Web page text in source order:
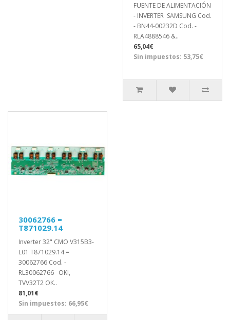
FUENTE DE ALIMENTACIÓN
- INVERTER SAMSUNG Cod.
- BN44-00232D Cod. -
RLA4888546 &..
65,04€
Sin impuestos: 53,75€
30062766 =
T871029.14
Inverter 32" CMO V315B3-
L01 T871029.14 =
30062766 Cod. -
RL30062766 OKI,
TVV32T2 OK..
81,01€
Sin impuestos: 66,95€